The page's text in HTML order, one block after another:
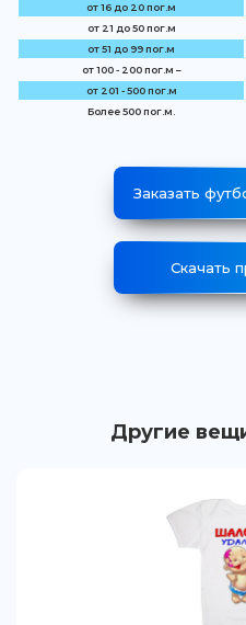
от 16 до 20 пог.м
от 21 до 50 пог.м
от 51 до 99 пог.м
от 100 - 200 пог.м –
от 201 - 500 пог.м
Более 500 пог.м.
Заказать
Скачать
Другие